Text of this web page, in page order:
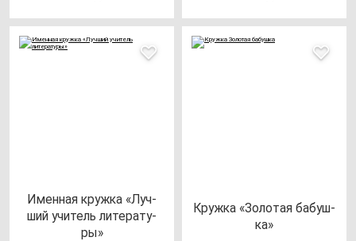
Имен­ная круж­ка «Луч­
ший учи­тель ли­те­ра­ту­
ры»
Круж­ка «Золо­тая ба­буш­
ка»